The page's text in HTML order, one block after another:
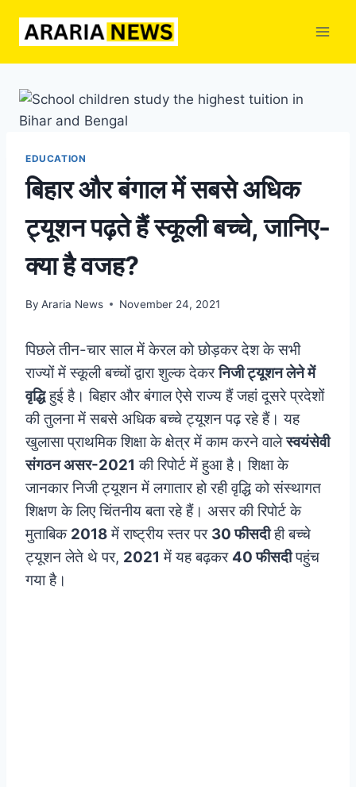
EDUCATION
बिहार और बंगाल में सबसे अधिक
ट्यूशन पढ़ते हैं स्कूली बच्चे, जानिए-
क्या है वजह?
By Araria News November 24, 2021
पिछले तीन-चार साल में केरल को छोड़कर देश के सभी
राज्यों में स्कूली बच्चों द्वारा शुल्क देकरनिजी ट्यूशन लेने में
वृद्धिहुई है। बिहार और बंगाल ऐसे राज्य हैं जहां दूसरे प्रदेशों
की तुलना में सबसे अधिक बच्चे ट्यूशन पढ़ रहे हैं। यह
खुलासा प्राथमिक शिक्षा के क्षेत्र में काम करने वालेस्वयंसेवी
संगठन असर-2021 की रिपोर्ट में हुआ है।शिक्षा के
जानकार निजी ट्यूशन में लगातार हो रही वृद्धि को संस्थागत
शिक्षण के लिए चिंतनीय बता रहे हैं। असर की रिपोर्ट के
मुताबिक 2018में राष्ट्रीय स्तर पर 30 फीसदीही बच्चे
ट्यूशन लेते थे पर, 2021 में यह बढ़कर 40 फीसदीपहुंच
गया है।